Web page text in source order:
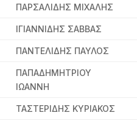
ΠΑΡΣΑΛΙΔΗΣ ΜΙΧΑΛΗΣ
ΙΓΙΑΝΝΙΔΗΣ ΣΑΒΒΑΣ
ΠΑΝΤΕΛΙΔΗΣ ΠΑΥΛΟΣ
ΠΑΠΑΔΗΜΗΤΡΙΟΥ
ΙΩΑΝΝΗ
ΤΑΣΤΕΡΙΔΗΣ ΚΥΡΙΑΚΟΣ